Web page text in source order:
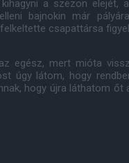
a szezon elejét,
bajnokin már
csapattársa
egész, mert mióta
úgy látom, hogy
hogy újra láthatom őt